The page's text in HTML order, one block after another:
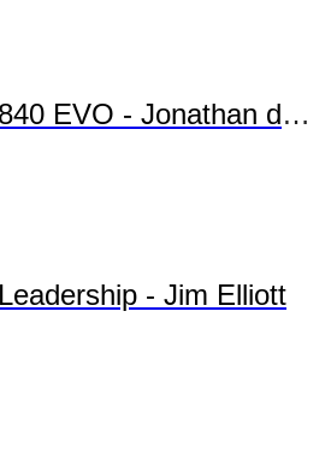
EVO - Jonathan da Silva
- Jim Elliott